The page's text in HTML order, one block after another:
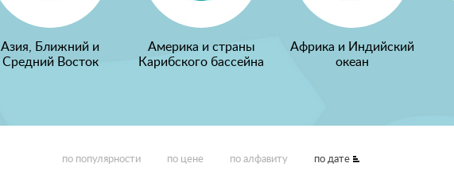
Азия, Ближний и
Средний Восток
Америка и страны
Карибского бассейна
Африка и Индийский
океан
по популярности по цене по алфавиту по дате